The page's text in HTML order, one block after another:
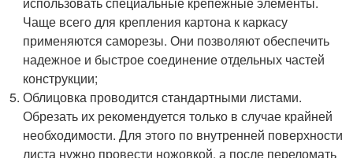
Чаще всего для крепления картона к каркасу
применяются саморезы. Они позволяют обеспечить
надежное и быстрое соединение отдельных частей
конструкции;
Облицовка проводится стандартными листами.
Обрезать их рекомендуется только в случае крайней
необходимости. Для этого по внутренней поверхности
листа нужно провести ножовкой, а после переломать